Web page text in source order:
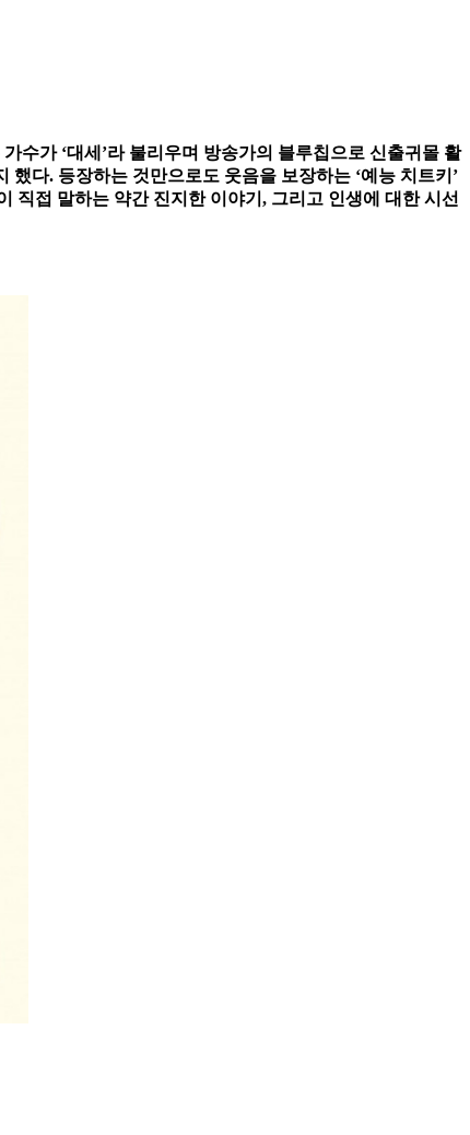
수가 ‘대세’라 불리우며 방송가의 블루칩으로 신출귀몰 활
다. 등장하는 것만으로도 웃음을 보장하는 ‘예능 치트키’
직접 말하는 약간 진지한 이야기, 그리고 인생에 대한 시선